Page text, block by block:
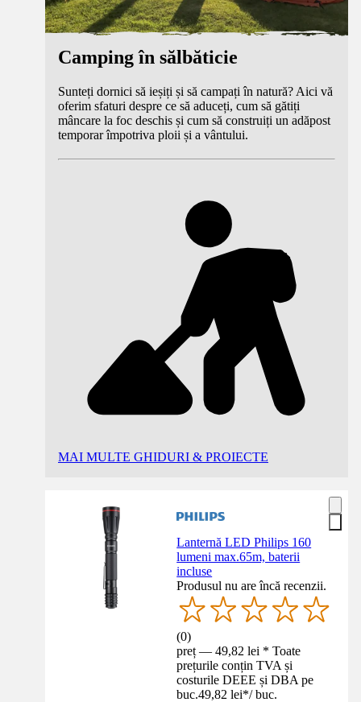
Camping în sălbăticie
Sunteți dornici să ieșiți și să campați în natură? Aici vă
oferim sfaturi despre ce să aduceți, cum să gătiți
mâncare la foc deschis și cum să construiți un adăpost
temporar împotriva ploii și a vântului.
MAI MULTE GHIDURI & PROIECTE
Lanternă LED Philips 160
lumeni max.65m, baterii
incluse
Produsul nu are încă recenzii.
(0)
preț — 49,82 lei * Toate
prețurile conțin TVA și
costurile DEEE și DBA pe
buc.49,82 lei*/ buc.